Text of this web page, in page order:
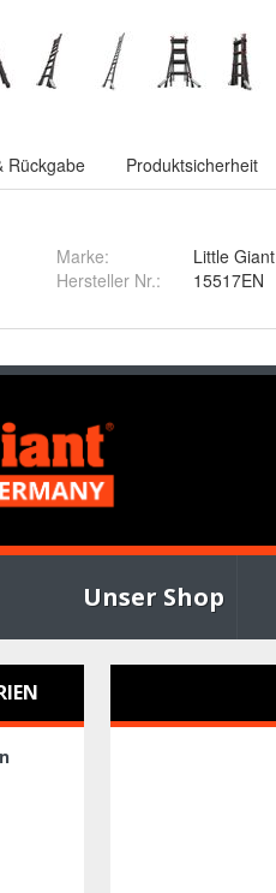
Rückgabe Produktsicherheit
Marke:
Little Giant
Hersteller Nr.:
15517EN